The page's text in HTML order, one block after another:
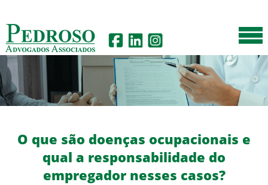
O que são doenças ocupacionais e
qual a responsabilidade do
empregador nesses casos?